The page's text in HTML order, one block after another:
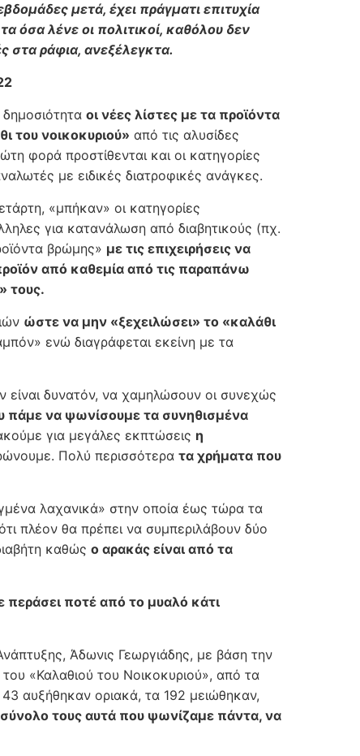
μετά, έχει πράγματι επιτυχία
λένε οι πολιτικοί, καθόλου δεν
στα ράφια, ανεξέλεγκτα.
οι νέες λίστες με τα προϊόντα
του νοικοκυριού» από τις αλυσίδες
φορά προστίθενται και οι κατηγορίες
με ειδικές διατροφικές ανάγκες.
«μπήκαν» οι κατηγορίες
για κατανάλωση από διαβητικούς (πχ.
βρώμης» με τις επιχειρήσεις να
από καθεμία από τις παραπάνω
τους.
ώστε να μην «ξεχειλώσει» το «καλάθι
ενώ διαγράφεται εκείνη με τα
είναι δυνατόν, να χαμηλώσουν οι συνεχώς
πάμε να ψωνίσουμε τα συνηθισμένα
για μεγάλες εκπτώσεις η
Πολύ περισσότερα τα χρήματα που
λαχανικά» στην οποία έως τώρα τα
πλέον θα πρέπει να συμπεριλάβουν δύο
καθώς ο αρακάς είναι από τα
περάσει ποτέ από το μυαλό κάτι
Άδωνις Γεωργιάδης, με βάση την
«Καλαθιού του Νοικοκυριού», από τα
αυξήθηκαν οριακά, τα 192 μειώθηκαν,
τους αυτά που ψωνίζαμε πάντα, να